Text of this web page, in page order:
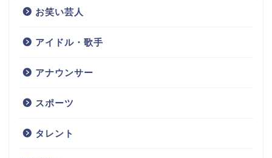
お笑い芸人
アイドル・歌手
アナウンサー
スポーツ
タレント